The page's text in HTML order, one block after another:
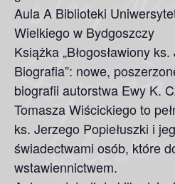
Aula A Biblioteki
Wielkiego w Bydgoszczy
Książka „Błogosławiony
Biografia”: nowe,
biografii autorstwa Ewy K.
Tomasza Wiścickiego to
ks. Jerzego Popiełuszki i
świadectwami osób, które
wstawiennictwem.